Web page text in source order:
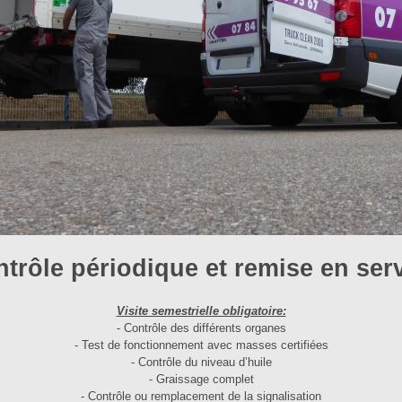
périodique et remise en
Visite semestrielle obligatoire:
- Contrôle des différents organes
- Test de fonctionnement avec masses certifiées
- Contrôle du niveau d’huile
- Graissage complet
- Contrôle ou remplacement de la signalisation